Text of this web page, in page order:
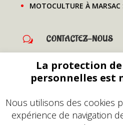
MOTOCULTURE À MARSAC
w CONTACTEZ-NOUS
834 barat 24110

La protection
personnelles
Nous utilisons des cookies
expérience de navigation